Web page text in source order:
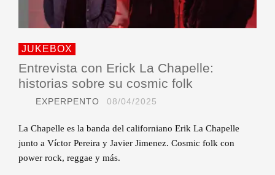
JUKEBOX
Entrevista con Erick La Chapelle:
historias sobre su cosmic folk
EXPERPENTO 08/04/2025
La Chapelle es la banda del californiano Erik La Chapelle
junto a Víctor Pereira y Javier Jimenez. Cosmic folk con
power rock, reggae y más.